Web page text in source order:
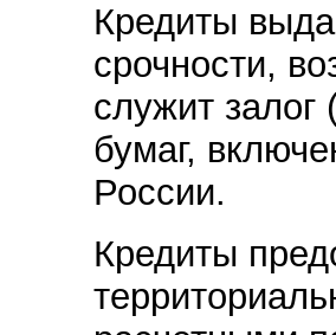
Кредиты
срочности,
служит залог
бумаг,
России.
Кредиты